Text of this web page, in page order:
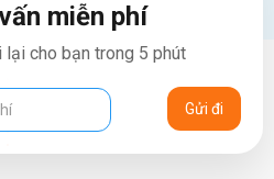
miễn phí
lại cho bạn trong 5 phút